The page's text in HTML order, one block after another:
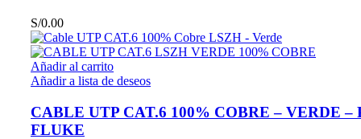
S/0.00
Añadir al carrito
Añadir a lista de deseos
CABLE UTP CAT.6 100% COBRE – VERDE –
FLUKE